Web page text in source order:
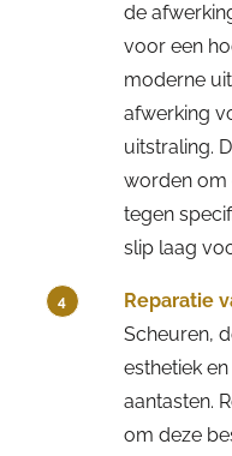
de
voor een
moderne
afwerking
uitstraling.
worden om
tegen
slip laag
4
Reparatie
Scheuren,
esthetiek
aantasten.
om deze